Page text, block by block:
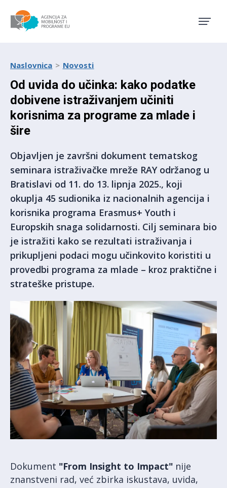
Naslovnica Novosti
Od uvida do učinka: kako podatke
dobivene istraživanjem učiniti
korisnima za programe za mlade i
šire
Objavljen je završni dokument tematskog
seminara istraživačke mreže RAY održanog u
Bratislavi od 11. do 13. lipnja 2025., koji
okuplja 45 sudionika iz nacionalnih agencija i
korisnika programa Erasmus+ Youth i
Europskih snaga solidarnosti. Cilj seminara bio
je istražiti kako se rezultati istraživanja i
prikupljeni podaci mogu učinkovito koristiti u
provedbi programa za mlade – kroz praktične i
strateške pristupe.
Dokument "From Insight to Impact" nije
znanstveni rad, već zbirka iskustava, uvida,